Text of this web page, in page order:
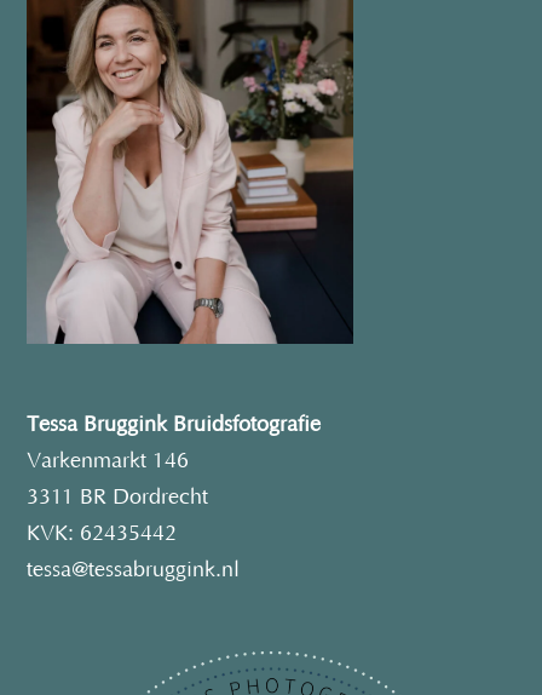
Tessa Bruggink Bruidsfotografie
Varkenmarkt 146
3311 BR Dordrecht
KVK: 62435442
tessa@tessabruggink.nl